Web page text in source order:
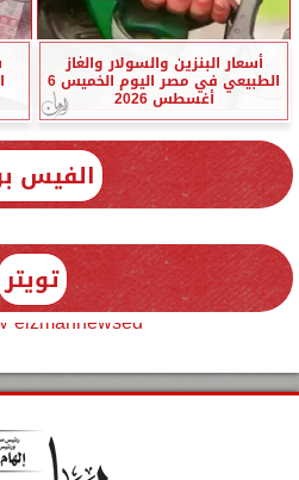
أسعار البنزين والسولار والغاز
الطبيعي في مصر اليوم الخميس 6
أغسطس 2026
الفيس
تويتر
elzmannewseg